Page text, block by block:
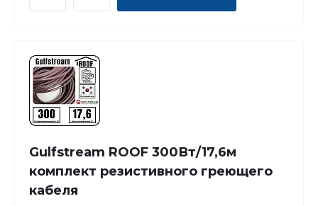
Gulfstream ROOF 300Вт/17,6м
комплект резистивного греющего
кабеля